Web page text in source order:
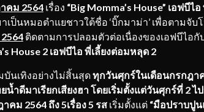
คม 2564 เรื่อง “Big Momma’s House” เอฟบีไ
เป็นหมอตำแยชาวใต้ชื่อ ‘บิ๊กมาม่า’ เพื่อตามจับ
ติดตามการปลอมตัวต่อเนื่องของเอฟบีไอกั
House 2 เอฟบีไอ พี่เลี้ยงต่อมหลุด 2
ทิงอย่างไม่สิ้นสุดทุกวันศุกร์ในเดือนกรกฎา
ำดีมาเรียกเสียงฮา โดยเริ่มตั้งแต่วันศุกร์ที่ 2 ไ
คม 2564 ถึง 5เรื่อง 5 รสเริ่มตั้งแต่ “มือปราบปูน